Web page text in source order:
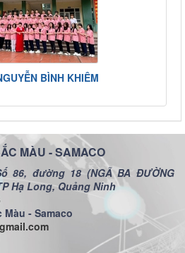
BÌNH KHIÊM
MÀU - SAMACO
86, đường 18 (NGÃ BA ĐƯỜNG
Hạ Long, Quảng Ninh
Màu - Samaco